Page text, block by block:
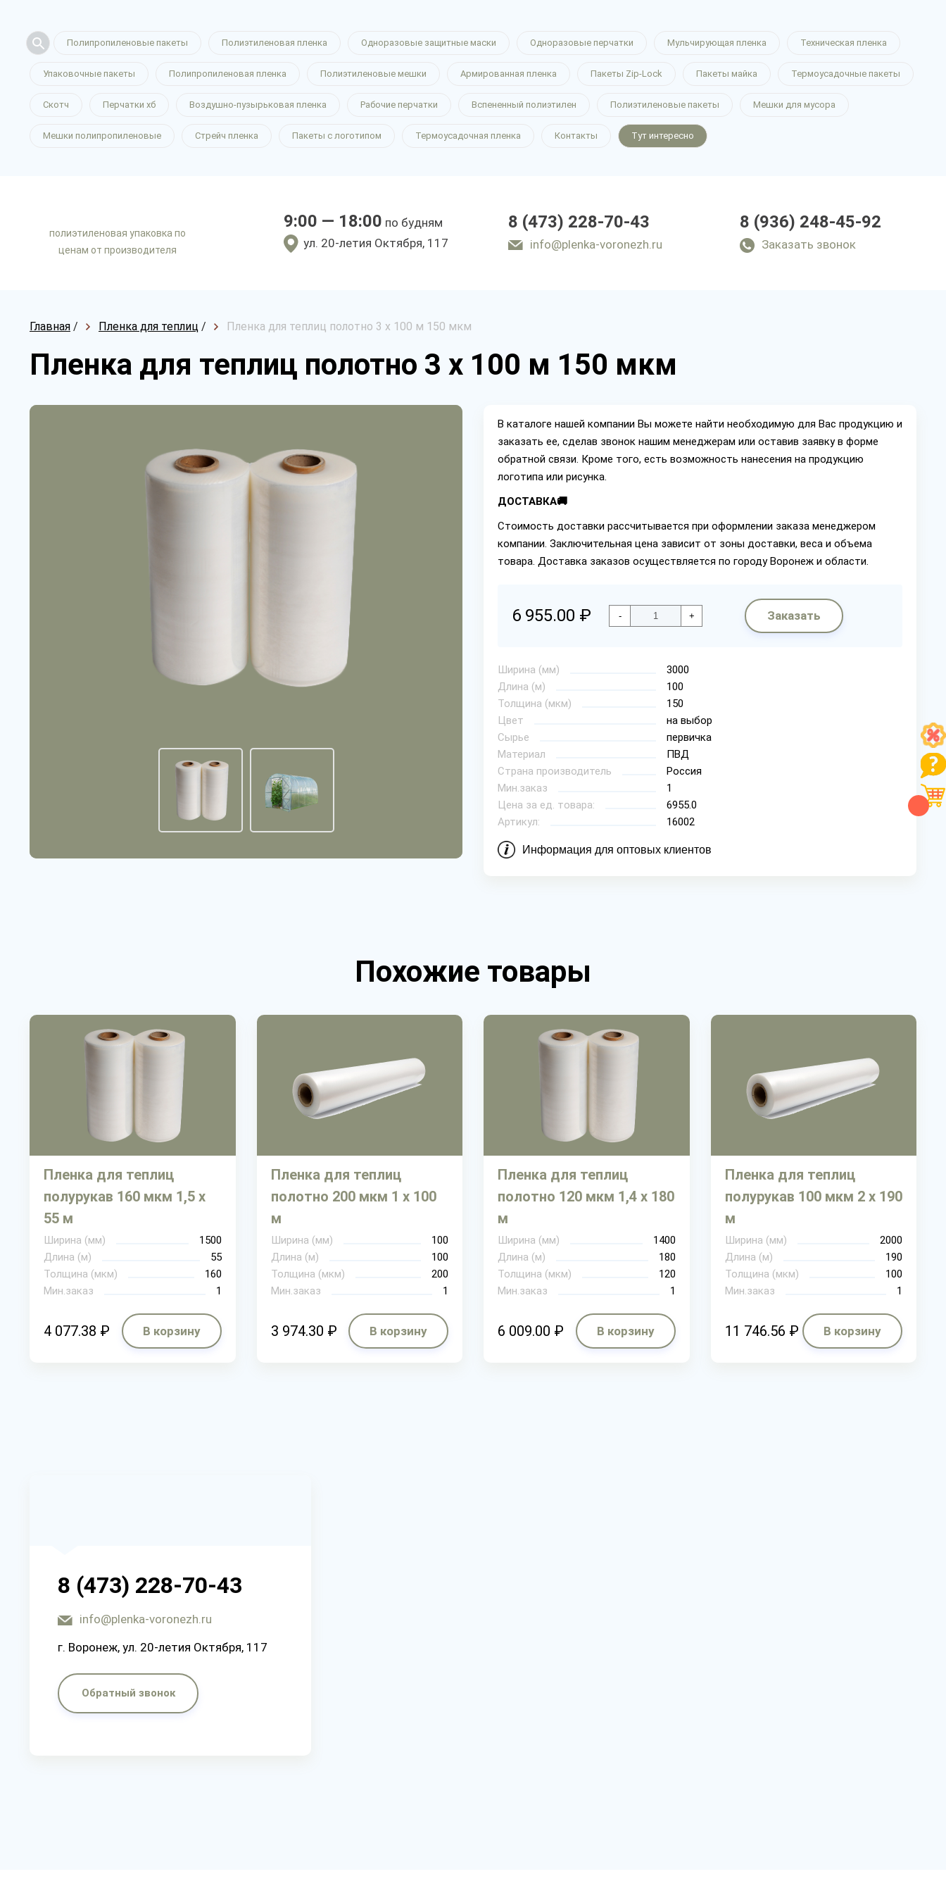
Полипропиленовые пакеты Полиэтиленовая пленка Одноразовые защитные маски Одноразовые перчатки Мульчирующая пленка Техническая пленка
Упаковочные пакеты Полипропиленовая пленка Полиэтиленовые мешки Армированная пленка Пакеты Zip-Lock Пакеты майка Термоусадочные пакеты
Скотч Перчатки хб Воздушно-пузырьковая пленка Рабочие перчатки Вспененный полиэтилен Полиэтиленовые пакеты Мешки для мусора
Мешки полипропиленовые Стрейч пленка Пакеты с логотипом Термоусадочная пленка Контакты Тут интересно
полиэтиленовая упаковка по
ценам от производителя
9:00 — 18:00 по будням
ул. 20-летия Октября, 117
8 (473) 228-70-43
info@plenka-voronezh.ru
8 (936) 248-45-92
Заказать звонок
Главная / Пленка для теплиц / Пленка для теплиц полотно 3 х 100 м 150 мкм
Пленка для теплиц полотно 3 х 100 м 150 мкм
В каталоге нашей компании Вы можете найти необходимую для Вас продукцию и
заказать ее, сделав звонок нашим менеджерам или оставив заявку в форме
обратной связи. Кроме того, есть возможность нанесения на продукцию
логотипа или рисунка.
ДОСТАВКА🚚
Стоимость доставки рассчитывается при оформлении заказа менеджером
компании. Заключительная цена зависит от зоны доставки, веса и объема
товара. Доставка заказов осуществляется по городу Воронеж и области.
6 955.00 ₽ - + Заказать
Ширина (мм)
3000
Длина (м)
100
Толщина (мкм)
150
Цвет
на выбор
Сырье
первичка
Материал
ПВД
Страна производитель
Россия
Мин.заказ
1
Цена за ед. товара:
6955.0
Артикул:
16002
Информация для оптовых клиентов
Похожие товары
Пленка для теплиц
полурукав 160 мкм 1,5 х
55 м
Ширина (мм)
1500
Длина (м)
55
Толщина (мкм)
160
Мин.заказ
1
4 077.38 ₽ В корзину
Пленка для теплиц
полотно 200 мкм 1 х 100
м
Ширина (мм)
100
Длина (м)
100
Толщина (мкм)
200
Мин.заказ
1
3 974.30 ₽ В корзину
Пленка для теплиц
полотно 120 мкм 1,4 х 180
м
Ширина (мм)
1400
Длина (м)
180
Толщина (мкм)
120
Мин.заказ
1
6 009.00 ₽ В корзину
Пленка для теплиц
полурукав 100 мкм 2 х 190
м
Ширина (мм)
2000
Длина (м)
190
Толщина (мкм)
100
Мин.заказ
1
11 746.56 ₽ В корзину
8 (473) 228-70-43
info@plenka-voronezh.ru
г. Воронеж, ул. 20-летия Октября, 117
Обратный звонок